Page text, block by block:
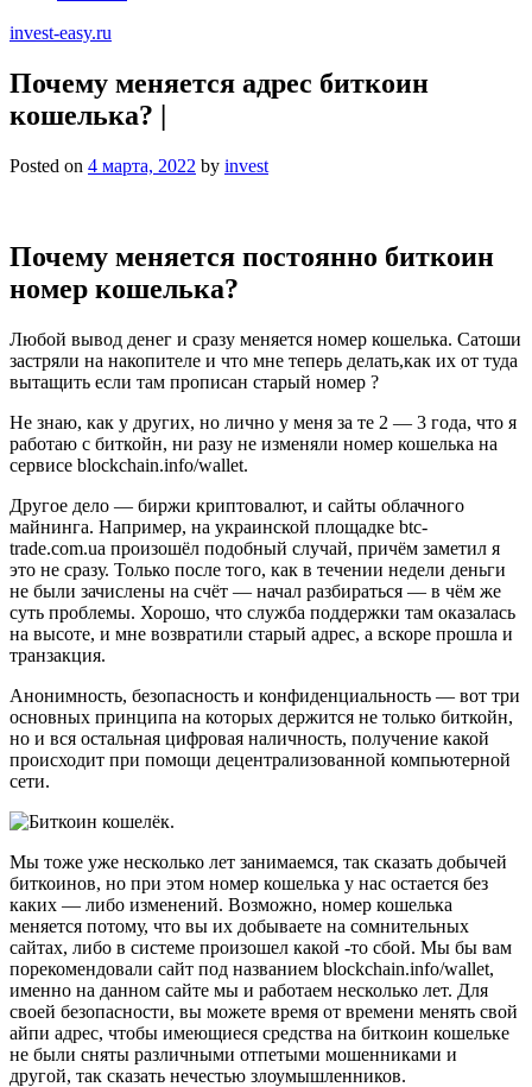
invest-easy.ru
Почему меняется адрес биткоин
кошелька? |
Posted on 4 марта, 2022 by invest
Почему меняется постоянно биткоин
номер кошелька?
Любой вывод денег и сразу меняется номер кошелька. Сатоши
застряли на накопителе и что мне теперь делать,как их от туда
вытащить если там прописан старый номер ?
Не знаю, как у других, но лично у меня за те 2 — 3 года, что я
работаю с биткойн, ни разу не изменяли номер кошелька на
сервисе blockchain.info/wallet.
Другое дело — биржи криптовалют, и сайты облачного
майнинга. Например, на украинской площадке btc-
trade.com.ua произошёл подобный случай, причём заметил я
это не сразу. Только после того, как в течении недели деньги
не были зачислены на счёт — начал разбираться — в чём же
суть проблемы. Хорошо, что служба поддержки там оказалась
на высоте, и мне возвратили старый адрес, а вскоре прошла и
транзакция.
Анонимность, безопасность и конфиденциальность — вот три
основных принципа на которых держится не только биткойн,
но и вся остальная цифровая наличность, получение какой
происходит при помощи децентрализованной компьютерной
сети.
Мы тоже уже несколько лет занимаемся, так сказать добычей
биткоинов, но при этом номер кошелька у нас остается без
каких — либо изменений. Возможно, номер кошелька
меняется потому, что вы их добываете на сомнительных
сайтах, либо в системе произошел какой -то сбой. Мы бы вам
порекомендовали сайт под названием blockchain.info/wallet,
именно на данном сайте мы и работаем несколько лет. Для
своей безопасности, вы можете время от времени менять свой
айпи адрес, чтобы имеющиеся средства на биткоин кошельке
не были сняты различными отпетыми мошенниками и
другой, так сказать нечестью злоумышленников.